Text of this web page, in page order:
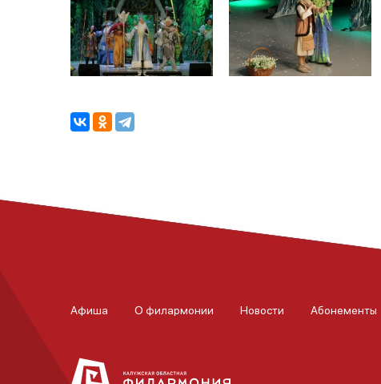
Афиша О филармонии Новости Абонементы